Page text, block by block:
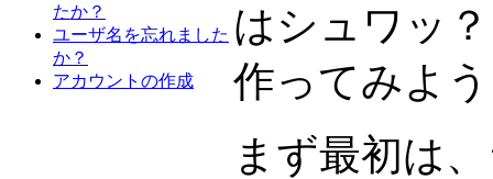
たか？
ユーザ名を忘れました
か？
アカウントの作成
はシュワッ
作ってみよ
まず最初は